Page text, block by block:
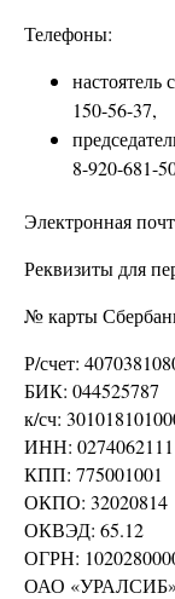
Телефоны:
150-56-37,
8-920-681-
Электронная
Реквизиты для
№ карты
Р/счет:
БИК: 044525787
к/сч:
ИНН: 0274062111
КПП: 775001001
ОКПО: 32020814
ОКВЭД: 65.12
ОГРН:
ОАО «УРАЛСИБ»,